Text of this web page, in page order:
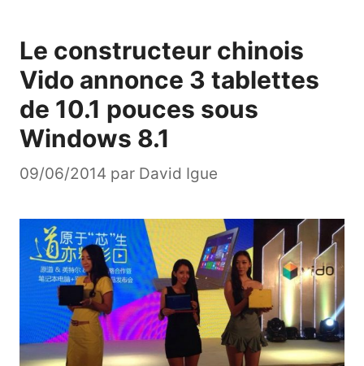
Le constructeur chinois
Vido annonce 3 tablettes
de 10.1 pouces sous
Windows 8.1
09/06/2014 par David Igue